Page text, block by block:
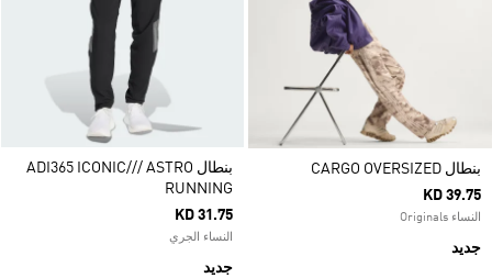
بنطال CARGO OVERSIZED
KD 39.75
النساء Originals
جديد
بنطال ADI365 ICONIC/// ASTRO
RUNNING
KD 31.75
النساء الجري
جديد